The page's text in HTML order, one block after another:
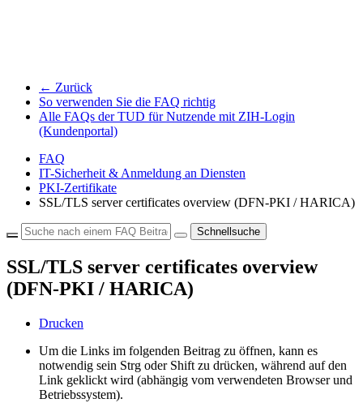
← Zurück
So verwenden Sie die FAQ richtig
Alle FAQs der TUD für Nutzende mit ZIH-Login
(Kundenportal)
FAQ
IT-Sicherheit & Anmeldung an Diensten
PKI-Zertifikate
SSL/TLS server certificates overview (DFN-PKI / HARICA)
Schnellsuche
SSL/TLS server certificates overview
(DFN-PKI / HARICA)
Drucken
Um die Links im folgenden Beitrag zu öffnen, kann es
notwendig sein Strg oder Shift zu drücken, während auf den
Link geklickt wird (abhängig vom verwendeten Browser und
Betriebssystem).